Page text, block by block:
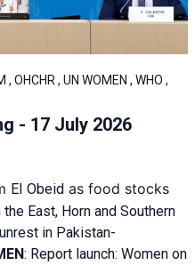
OHCHR , UN WOMEN , WHO ,
- 17 July 2026
El Obeid as food stocks
East, Horn and Southern
in Pakistan-
: Report launch: Women on